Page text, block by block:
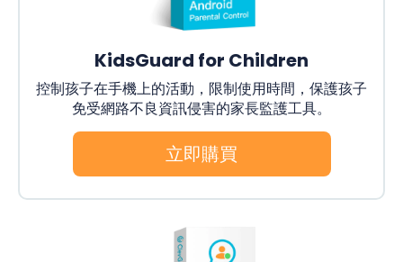
KidsGuard for Children
控制孩子在手機上的活動，限制使用時間，保護孩子
免受網路不良資訊侵害的家長監護工具。
立即購買